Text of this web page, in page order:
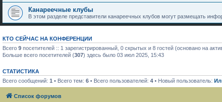
Канареечные клубы
В этом разделе представители канареечных клубов могут размещать
КТО СЕЙЧАС НА КОНФЕРЕНЦИИ
Всего 9 посетителей :: 1 зарегистрированный, 0 скрытых и 8 гостей (основано на
Больше всего посетителей (307) здесь было 03 июл 2025, 15:43
СТАТИСТИКА
Всего сообщений: 1 • Всего тем: 6 • Всего пользователей: 4 • Новый пользователь:
Список форумов